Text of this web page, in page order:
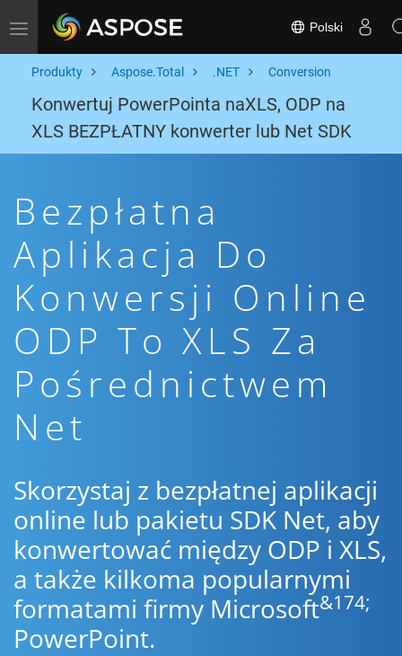
Toggle navigation Polski
Produkty Aspose.Total .NET Conversion
Konwertuj PowerPointa naXLS, ODP na
XLS BEZPŁATNY konwerter lub Net SDK
Bezpłatna
Aplikacja Do
Konwersji Online
ODP To XLS Za
Pośrednictwem
Net
Skorzystaj z bezpłatnej aplikacji
online lub pakietu SDK Net, aby
konwertować między ODP i XLS,
a także kilkoma popularnymi
formatami firmy Microsoft&174;
PowerPoint.